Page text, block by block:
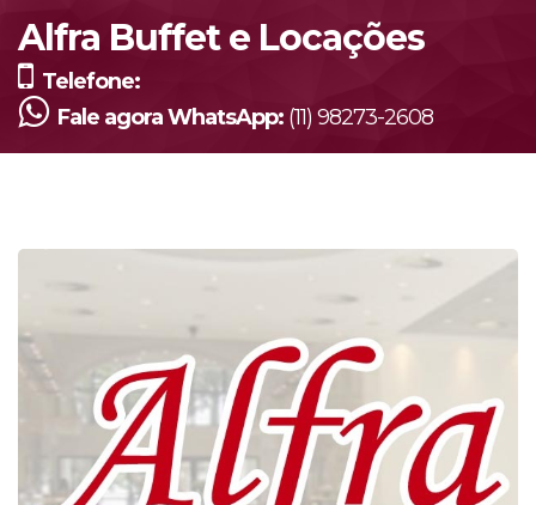
Alfra Buffet e Locações
Telefone:
Fale agora WhatsApp: (11) 98273-2608